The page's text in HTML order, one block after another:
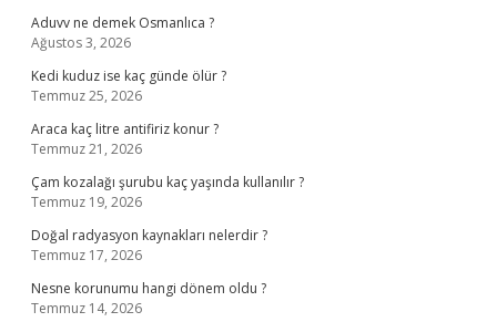
Aduvv ne demek Osmanlıca ?
Ağustos 3, 2026
Kedi kuduz ise kaç günde ölür ?
Temmuz 25, 2026
Araca kaç litre antifiriz konur ?
Temmuz 21, 2026
Çam kozalağı şurubu kaç yaşında kullanılır ?
Temmuz 19, 2026
Doğal radyasyon kaynakları nelerdir ?
Temmuz 17, 2026
Nesne korunumu hangi dönem oldu ?
Temmuz 14, 2026